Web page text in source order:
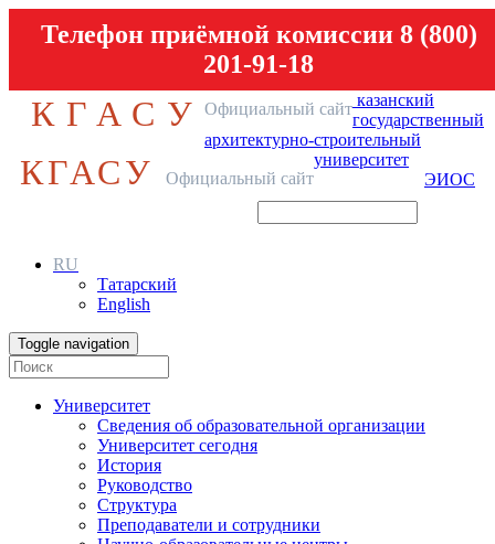
Телефон приёмной комиссии 8 (800)
201-91-18
КГАСУ Официальный сайт казанский
государственный
архитектурно-строительный
университет
КГАСУ Официальный сайт ЭИОС
RU
Татарский
English
Toggle navigation
Университет
Сведения об образовательной организации
Университет сегодня
История
Руководство
Структура
Преподаватели и сотрудники